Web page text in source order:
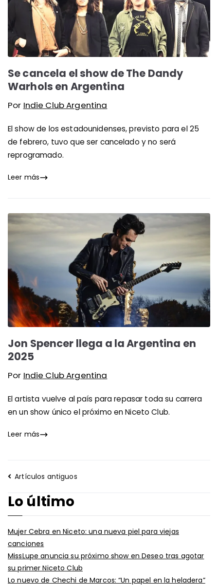
Se cancela el show de The Dandy
Warhols en Argentina
Por Indie Club Argentina
El show de los estadounidenses, previsto para el 25
de febrero, tuvo que ser cancelado y no será
reprogramado.
Leer más
Jon Spencer llega a la Argentina en
2025
Por Indie Club Argentina
El artista vuelve al país para repasar toda su carrera
en un show único el próximo en Niceto Club.
Leer más
Navegación
entradas
Artículos antiguos
Lo último
Mujer Cebra en Niceto: una nueva piel para viejas
canciones
MissLupe anuncia su próximo show en Deseo tras agotar
su primer Niceto Club
Lo nuevo de Chechi de Marcos: “Un papel en la heladera”